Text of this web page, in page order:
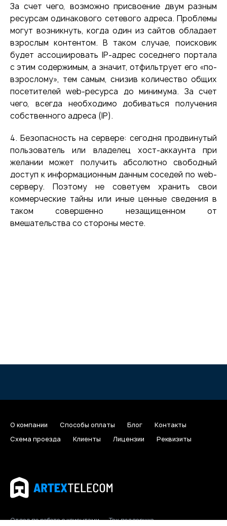
За счет чего, возможно присвоение двум разным
ресурсам одинакового сетевого адреса. Проблемы
могут возникнуть, когда один из сайтов обладает
взрослым контентом. В таком случае, поисковик
будет ассоциировать IP-адрес соседнего портала
с этим содержимым, а значит, отфильтрует его «по-
взрослому», тем самым, снизив количество общих
посетителей web-ресурса до минимума. За счет
чего, всегда необходимо добиваться получения
собственного адреса (IP).
4. Безопасность на сервере: сегодня продвинутый
пользователь или владелец хост-аккаунта при
желании может получить абсолютно свободный
доступ к информационным данным соседей по web-
серверу. Поэтому не советуем хранить свои
коммерческие тайны или иные ценные сведения в
таком совершенно незащищенном от
вмешательства со стороны месте.
О компании Способы оплаты Блог
Контакты
Схема проезда
Клиенты Лицензии Реквизиты
Отдел по работе с клиентами Тех поддержка